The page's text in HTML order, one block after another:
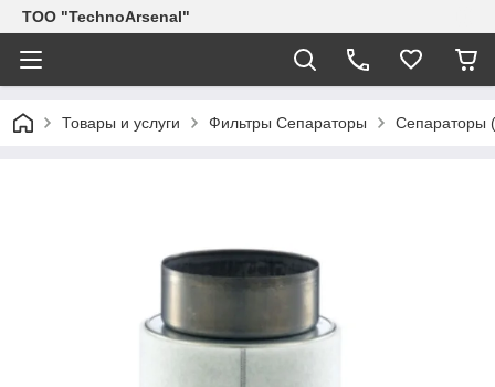
ТОО "TechnoArsenal"
Товары и услуги Фильтры Сепараторы Сепараторы